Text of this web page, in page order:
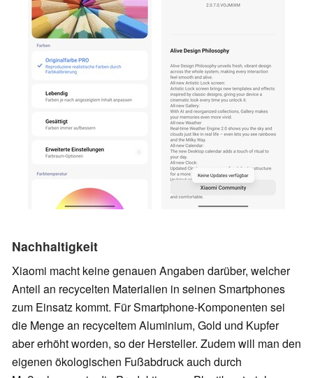
Nachhaltigkeit
Xiaomi macht keine genauen Angaben darüber, welcher
Anteil an recycelten Materialien in seinen Smartphones
zum Einsatz kommt. Für Smartphone-Komponenten sei
die Menge an recyceltem Aluminium, Gold und Kupfer
aber erhöht worden, so der Hersteller. Zudem will man den
eigenen ökologischen Fußabdruck auch durch